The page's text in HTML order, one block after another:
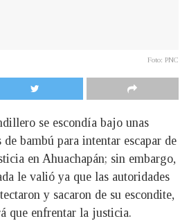
Foto: PNC
se escondía bajo unas
de bambú para intentar escapar de
en Ahuachapán; sin embargo,
le valió ya que las autoridades
y sacaron de su escondite,
que enfrentar la justicia.